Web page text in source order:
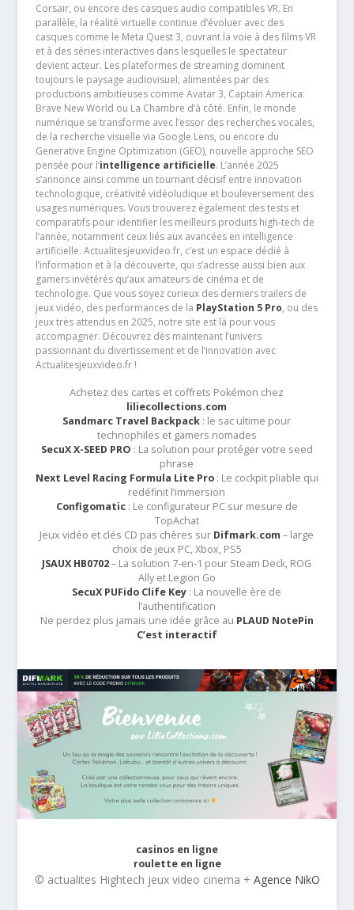
Corsair, ou encore des casques audio compatibles VR. En
parallèle, la réalité virtuelle continue d’évoluer avec des
casques comme le Meta Quest 3, ouvrant la voie à des films VR
et à des séries interactives dans lesquelles le spectateur
devient acteur. Les plateformes de streaming dominent
toujours le paysage audiovisuel, alimentées par des
productions ambitieuses comme Avatar 3, Captain America:
Brave New World ou La Chambre d’à côté. Enfin, le monde
numérique se transforme avec l’essor des recherches vocales,
de la recherche visuelle via Google Lens, ou encore du
Generative Engine Optimization (GEO), nouvelle approche SEO
pensée pour l’intelligence artificielle. L’année 2025
s’annonce ainsi comme un tournant décisif entre innovation
technologique, créativité vidéoludique et bouleversement des
usages numériques. Vous trouverez également des tests et
comparatifs pour identifier les meilleurs produits high-tech de
l’année, notamment ceux liés aux avancées en intelligence
artificielle. Actualitesjeuxvideo.fr, c’est un espace dédié à
l’information et à la découverte, qui s’adresse aussi bien aux
gamers invétérés qu’aux amateurs de cinéma et de
technologie. Que vous soyez curieux des derniers trailers de
jeux vidéo, des performances de la PlayStation 5 Pro, ou des
jeux très attendus en 2025, notre site est là pour vous
accompagner. Découvrez dès maintenant l’univers
passionnant du divertissement et de l’innovation avec
Actualitesjeuxvideo.fr !
Achetez des cartes et coffrets Pokémon chez
liliecollections.com
Sandmarc Travel Backpack : le sac ultime pour
technophiles et gamers nomades
SecuX X-SEED PRO : La solution pour protéger votre seed
phrase
Next Level Racing Formula Lite Pro: Le cockpit pliable qui
redéfinit l’immersion
Configomatic: Le configurateur PC sur mesure de
TopAchat
Jeux vidéo et clés CD pas chères sur Difmark.com – large
choix de jeux PC, Xbox, PS5
JSAUX HB0702– La solution 7-en-1 pour Steam Deck, ROG
Ally et Legion Go
SecuX PUFido Clife Key : La nouvelle ère de
l’authentification
Ne perdez plus jamais une idée grâce au PLAUD NotePin
C’est interactif
casinos en ligne
roulette en ligne
© actualites Hightech jeux video cinema + Agence NikO